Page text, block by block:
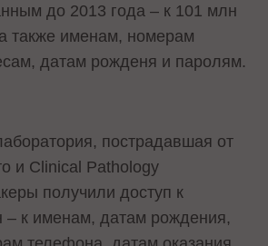
до 2013 года – к 101 млн
также именам, номерам
датам рожденя и паролям.
пострадавшая от
и Clinical Pathology
получили доступ к
к именам, датам рождения,